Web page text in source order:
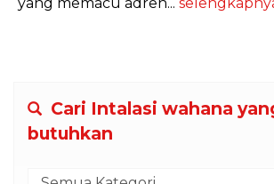
Cari Intalasi wahana
butuhkan